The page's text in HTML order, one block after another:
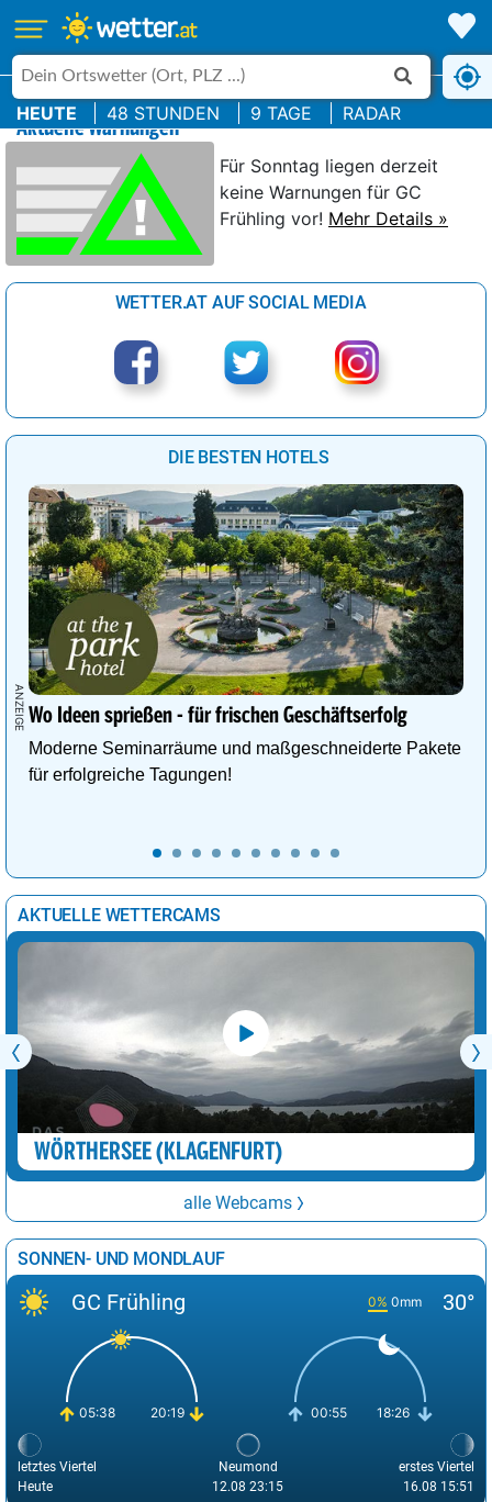
HEUTE 48 STUNDEN 9 TAGE RADAR
Aktuelle Warnungen
Für Sonntag liegen derzeit
keine Warnungen für GC
Frühling vor! Mehr Details »
WETTER.AT AUF SOCIAL MEDIA
DIE BESTEN HOTELS
Wo Ideen sprießen - für frischen Geschäftserfolg
Moderne Seminarräume und maßgeschneiderte Pakete
für erfolgreiche Tagungen!
AKTUELLE WETTERCAMS
WÖRTHERSEE (KLAGENFURT)
alle Webcams
SONNEN- UND MONDLAUF
GC Frühling 0% 0mm 30°
05:38 20:19 00:55 18:26
letztes Viertel
Heute
Neumond
12.08 23:15
erstes Viertel
16.08 15:51